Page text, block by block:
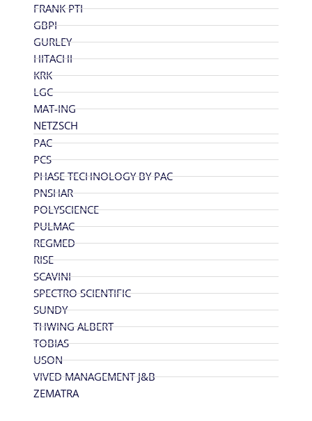
FRANK PTI
GBPI
GURLEY
HITACHI
KRK
LGC
MAT-ING
NETZSCH
PAC
PCS
PHASE TECHNOLOGY BY PAC
PNSHAR
POLYSCIENCE
PULMAC
REGMED
RISE
SCAVINI
SPECTRO SCIENTIFIC
SUNDY
THWING ALBERT
TOBIAS
USON
VIVED MANAGEMENT J&B
ZEMATRA